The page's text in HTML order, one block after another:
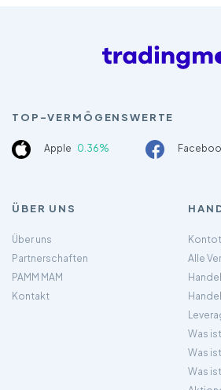
TOP-VERMÖGENSWERTE
Apple 0.36%
ÜBER UNS
Über uns
Partnerschaften
PAMM MAM
Kontakt
Alle
Was
Was
Was